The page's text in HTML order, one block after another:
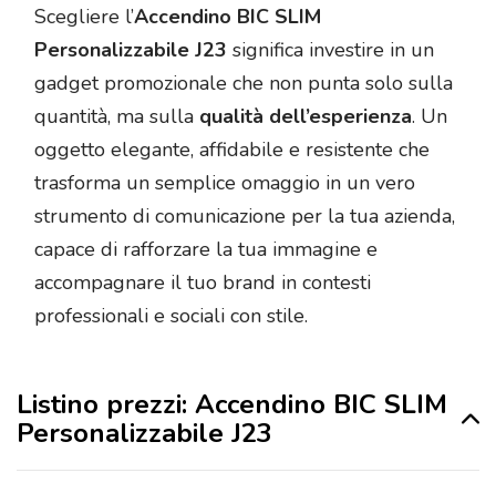
Scegliere l’Accendino BIC SLIM
Personalizzabile J23 significa investire in un
gadget promozionale che non punta solo sulla
quantità, ma sulla qualità dell’esperienza. Un
oggetto elegante, affidabile e resistente che
trasforma un semplice omaggio in un vero
strumento di comunicazione per la tua azienda,
capace di rafforzare la tua immagine e
accompagnare il tuo brand in contesti
professionali e sociali con stile.
Listino prezzi: Accendino BIC SLIM
Personalizzabile J23